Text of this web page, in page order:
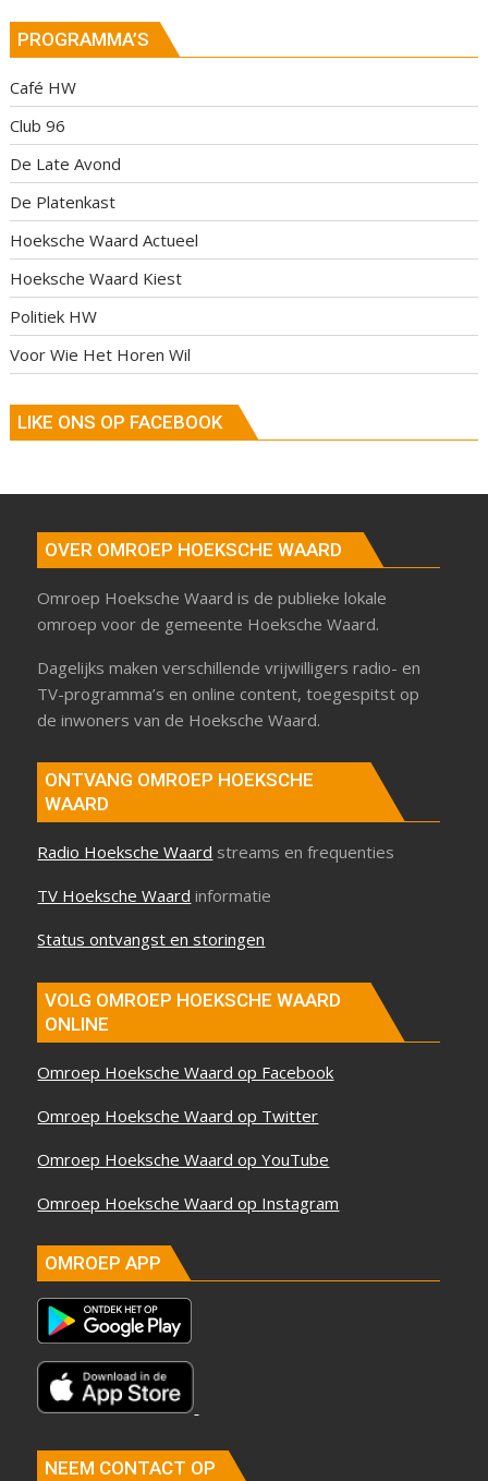
PROGRAMMA’S
Café HW
Club 96
De Late Avond
De Platenkast
Hoeksche Waard Actueel
Hoeksche Waard Kiest
Politiek HW
Voor Wie Het Horen Wil
LIKE ONS OP FACEBOOK
OVER OMROEP HOEKSCHE WAARD
Omroep Hoeksche Waard is de publieke lokale
omroep voor de gemeente Hoeksche Waard.
Dagelijks maken verschillende vrijwilligers radio- en
TV-programma’s en online content, toegespitst op
de inwoners van de Hoeksche Waard.
ONTVANG OMROEP HOEKSCHE
WAARD
Radio Hoeksche Waard streams en frequenties
TV Hoeksche Waard informatie
Status ontvangst en storingen
VOLG OMROEP HOEKSCHE WAARD
ONLINE
Omroep Hoeksche Waard op Facebook
Omroep Hoeksche Waard op Twitter
Omroep Hoeksche Waard op YouTube
Omroep Hoeksche Waard op Instagram
OMROEP APP
NEEM CONTACT OP